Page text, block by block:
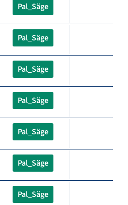
Pal_Säge
Pal_Säge
Pal_Säge
Pal_Säge
Pal_Säge
Pal_Säge
Pal_Säge